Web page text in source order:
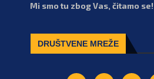
Mi smo tu zbog Vas, čitamo se!
DRUŠTVENE MREŽE